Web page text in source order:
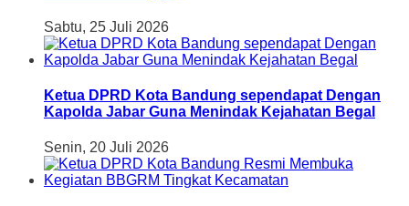
Sabtu, 25 Juli 2026
Ketua DPRD Kota Bandung sependapat Dengan
Kapolda Jabar Guna Menindak Kejahatan Begal
Senin, 20 Juli 2026